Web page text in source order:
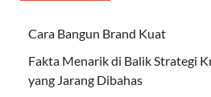
Cara Bangun Brand Kuat
Fakta Menarik di Balik Strategi
yang Jarang Dibahas